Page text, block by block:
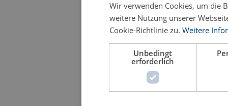
Wir verwenden Cookies, um die
weitere Nutzung unserer
Cookie-Richtlinie zu. Weitere
Unbedingt
erforderlich